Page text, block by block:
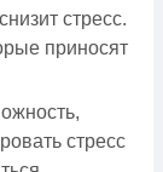
стресс.
приносят
стресс